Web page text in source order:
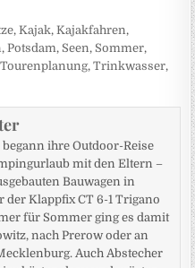
,Kajak,Kajakfahren,
,Potsdam, Seen, Sommer,
Tourenplanung,Trinkwasser,
ihre Outdoor-Reise
mit den Eltern –
Bauwagen in
der Klappfix CT 6-1 Trigano
für Sommer ging es damit
nach Prerow oder an
Auch Abstecher